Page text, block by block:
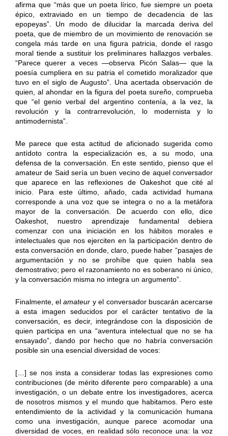
afirma que “más que un poeta lírico, fue siempre un poeta
épico, extraviado en un tiempo de decadencia de las
epopeyas”. Un modo de dilucidar la marcada deriva del
poeta, que de miembro de un movimiento de renovación se
congela más tarde en una figura patricia, donde el rasgo
moral tiende a sustituir los preliminares hallazgos verbales.
“Parece querer a veces —observa Picón Salas— que la
poesía cumpliera en su patria el cometido moralizador que
tuvo en el siglo de Augusto”. Una acertada observación de
quien, al ahondar en la figura del poeta sureño, comprueba
que “el genio verbal del argentino contenía, a la vez, la
revolución y la contrarrevolución, lo modernista y lo
antimodernista”.
Me parece que esta actitud de aficionado sugerida como
antídoto contra la especialización es, a su modo, una
defensa de la conversación. En este sentido, pienso que el
amateur de Said sería un buen vecino de aquel conversador
que aparece en las reflexiones de Oakeshot que cité al
inicio. Para este último, añado, cada actividad humana
corresponde a una voz que se integra o no a la metáfora
mayor de la conversación. De acuerdo con ello, dice
Oakeshot, nuestro aprendizaje fundamental debiera
comenzar con una iniciación en los hábitos morales e
intelectuales que nos ejerciten en la participación dentro de
esta conversación en donde, claro, puede haber “pasajes de
argumentación y no se prohíbe que quien habla sea
demostrativo; pero el razonamiento no es soberano ni único,
y la conversación misma no integra un argumento”.
Finalmente, elamateur y el conversador buscarán acercarse
a esta imagen seducidos por el carácter tentativo de la
conversación, es decir, integrándose con la disposición de
quien participa en una “aventura intelectual que no se ha
ensayado”, dando por hecho que no habría conversación
posible sin una esencial diversidad de voces:
[…] se nos insta a considerar todas las expresiones como
contribuciones (de mérito diferente pero comparable) a una
investigación, o un debate entre los investigadores, acerca
de nosotros mismos y el mundo que habitamos. Pero este
entendimiento de la actividad y la comunicación humana
como una investigación, aunque parece acomodar una
diversidad de voces, en realidad sólo reconoce una: la voz